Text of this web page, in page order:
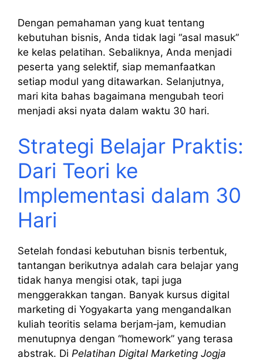
Dengan pemahaman yang kuat tentang
kebutuhan bisnis, Anda tidak lagi “asal masuk”
ke kelas pelatihan. Sebaliknya, Anda menjadi
peserta yang selektif, siap memanfaatkan
setiap modul yang ditawarkan. Selanjutnya,
mari kita bahas bagaimana mengubah teori
menjadi aksi nyata dalam waktu 30 hari.
Strategi Belajar Praktis:
Dari Teori ke
Implementasi dalam 30
Hari
Setelah fondasi kebutuhan bisnis terbentuk,
tantangan berikutnya adalah cara belajar yang
tidak hanya mengisi otak, tapi juga
menggerakkan tangan. Banyak kursus digital
marketing di Yogyakarta yang mengandalkan
kuliah teoritis selama berjam‑jam, kemudian
menutupnya dengan “homework” yang terasa
abstrak. Di Pelatihan Digital Marketing Jogja